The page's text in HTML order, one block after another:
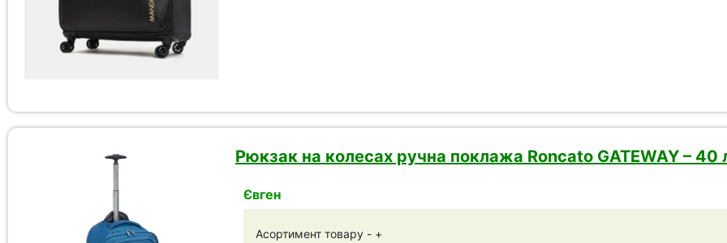
Рюкзак на колесах ручна поклажа Roncato GATEWAY – 40
Євген
Асортимент товару - +